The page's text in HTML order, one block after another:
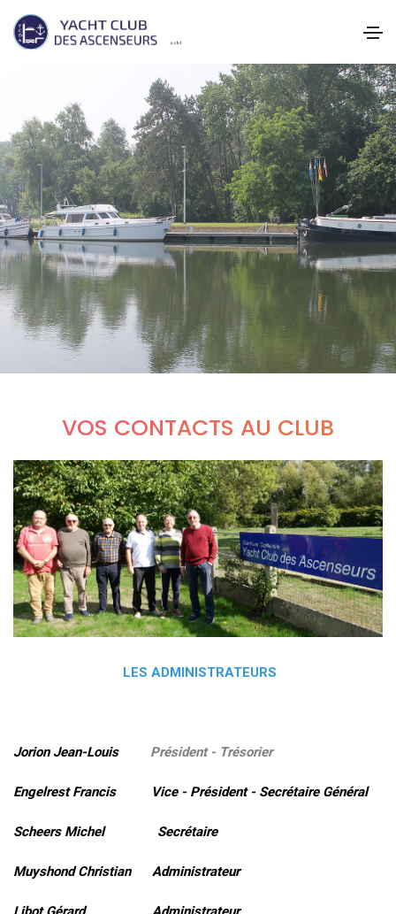
VOS CONTACTS AU CLUB
LES ADMINISTRATEURS
Jorion Jean-Louis Président - Trésorier
Engelrest Francis Vice - Président - Secrétaire Général
Scheers Michel Secrétaire
Muyshond Christian Administrateur